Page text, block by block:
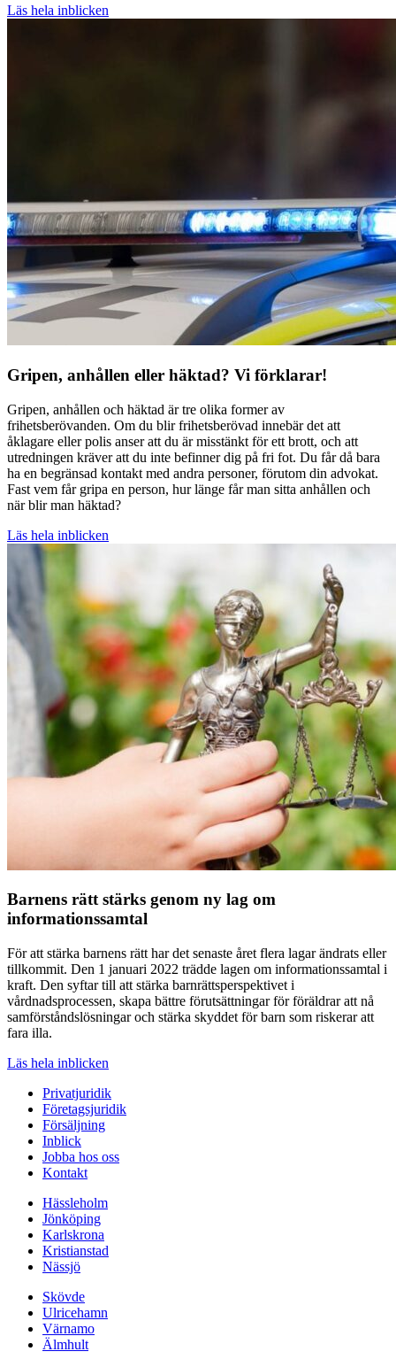
Läs hela inblicken
Gripen, anhållen eller häktad? Vi förklarar!
Gripen, anhållen och häktad är tre olika former av
frihetsberövanden. Om du blir frihetsberövad innebär det att
åklagare eller polis anser att du är misstänkt för ett brott, och att
utredningen kräver att du inte befinner dig på fri fot. Du får då bara
ha en begränsad kontakt med andra personer, förutom din advokat.
Fast vem får gripa en person, hur länge får man sitta anhållen och
när blir man häktad?
Läs hela inblicken
Barnens rätt stärks genom ny lag om
informationssamtal
För att stärka barnens rätt har det senaste året flera lagar ändrats eller
tillkommit. Den 1 januari 2022 trädde lagen om informationssamtal i
kraft. Den syftar till att stärka barnrättsperspektivet i
vårdnadsprocessen, skapa bättre förutsättningar för föräldrar att nå
samförståndslösningar och stärka skyddet för barn som riskerar att
fara illa.
Läs hela inblicken
Privatjuridik
Företagsjuridik
Försäljning
Inblick
Jobba hos oss
Kontakt
Hässleholm
Jönköping
Karlskrona
Kristianstad
Nässjö
Skövde
Ulricehamn
Värnamo
Älmhult